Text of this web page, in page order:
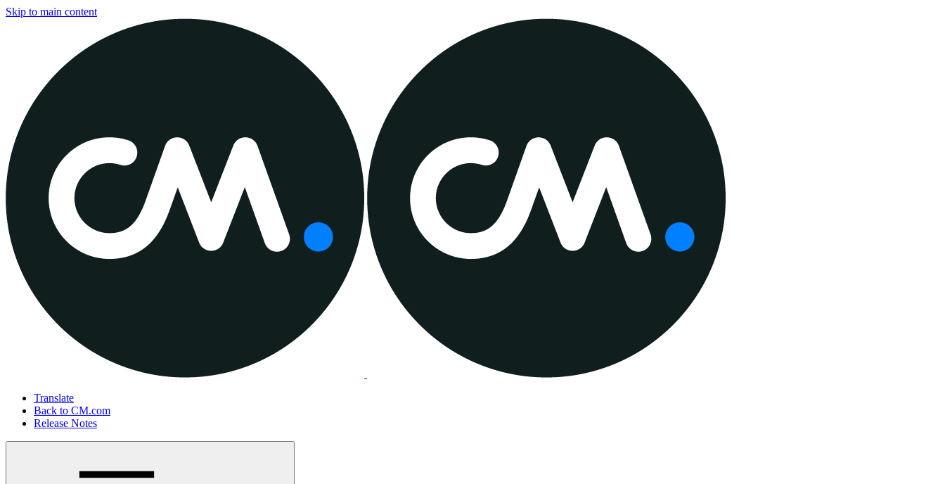
Skip to main content
Translate
Back to CM.com
Release Notes